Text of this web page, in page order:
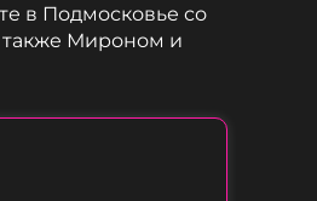
в Подмосковье со
Мироном и